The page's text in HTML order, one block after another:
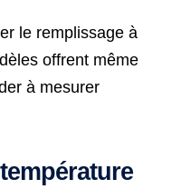
le remplissage à
offrent même
à mesurer